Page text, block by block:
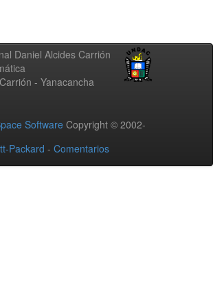
Daniel Alcides Carrión
- Yanacancha
Software Copyright © 2002-
Packard - Comentarios